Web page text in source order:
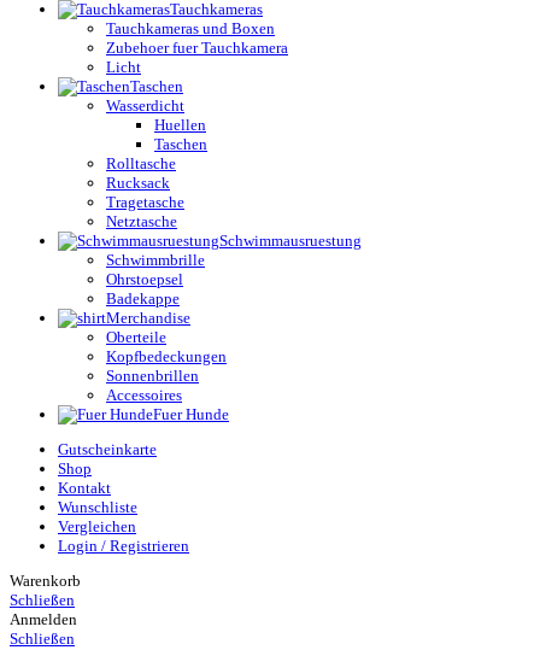
Tauchkameras
Tauchkameras und Boxen
Zubehoer fuer Tauchkamera
Licht
Taschen
Wasserdicht
Huellen
Taschen
Rolltasche
Rucksack
Tragetasche
Netztasche
Schwimmausruestung
Schwimmbrille
Ohrstoepsel
Badekappe
Merchandise
Oberteile
Kopfbedeckungen
Sonnenbrillen
Accessoires
Fuer Hunde
Gutscheinkarte
Shop
Kontakt
Wunschliste
Vergleichen
Login / Registrieren
Warenkorb
Schließen
Anmelden
Schließen